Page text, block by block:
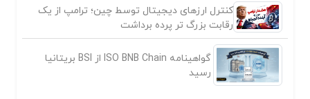
کنترل ارزهای دیجیتال توسط چین؛ ترامپ از یک
رقابت بزرگ تر پرده برداشت
گواهینامه ISO BNB Chain از BSI بریتانیا
رسید